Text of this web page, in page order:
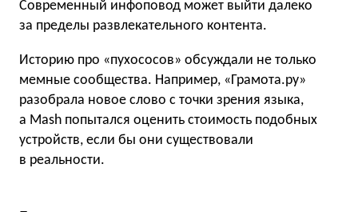
Современный инфоповод может выйти далеко
за пределы развлекательного контента.
Историю про «пухососов» обсуждали не только
мемные сообщества. Например, «Грамота.ру»
разобрала новое слово с точки зрения языка,
а Mash попытался оценить стоимость подобных
устройств, если бы они существовали
в реальности.